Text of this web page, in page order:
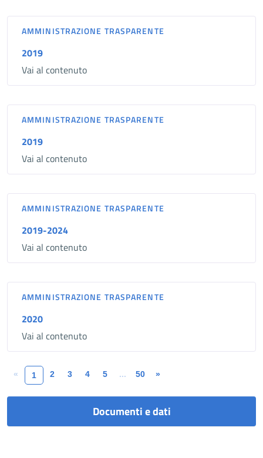
AMMINISTRAZIONE TRASPARENTE
2019
Vai al contenuto
AMMINISTRAZIONE TRASPARENTE
2019
Vai al contenuto
AMMINISTRAZIONE TRASPARENTE
2019-2024
Vai al contenuto
AMMINISTRAZIONE TRASPARENTE
2020
Vai al contenuto
« 1 2 3 4 5 ... 50 »
Documenti e dati